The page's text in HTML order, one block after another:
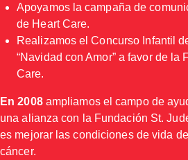
Apoyamos la campaña de
de Heart Care.
Realizamos el Concurso Infantil
“Navidad con Amor” a favor de la
Care.
En 2008ampliamos el campo de
una alianza con la Fundación St.
es mejorar las condiciones de vida
cáncer.